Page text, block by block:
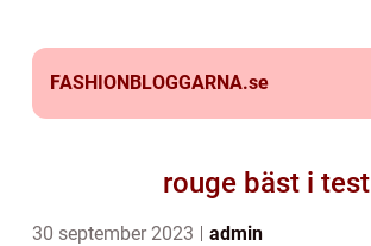
FASHIONBLOGGARNA.se
rouge bäst i test
30 september 2023 admin